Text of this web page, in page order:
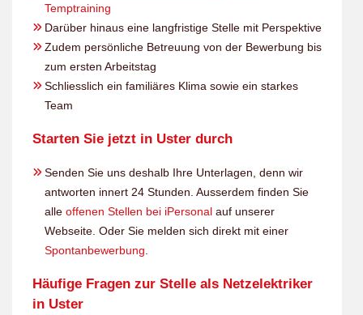
Temptraining
Darüber hinaus eine langfristige Stelle mit Perspektive
Zudem persönliche Betreuung von der Bewerbung bis
zum ersten Arbeitstag
Schliesslich ein familiäres Klima sowie ein starkes
Team
Starten Sie jetzt in Uster durch
Senden Sie uns deshalb Ihre Unterlagen, denn wir
antworten innert 24 Stunden. Ausserdem finden Sie
alle offenen Stellen bei iPersonal auf unserer
Webseite. Oder Sie melden sich direkt mit einer
Spontanbewerbung
Häufige Fragen zur Stelle als Netzelektriker
in Uster